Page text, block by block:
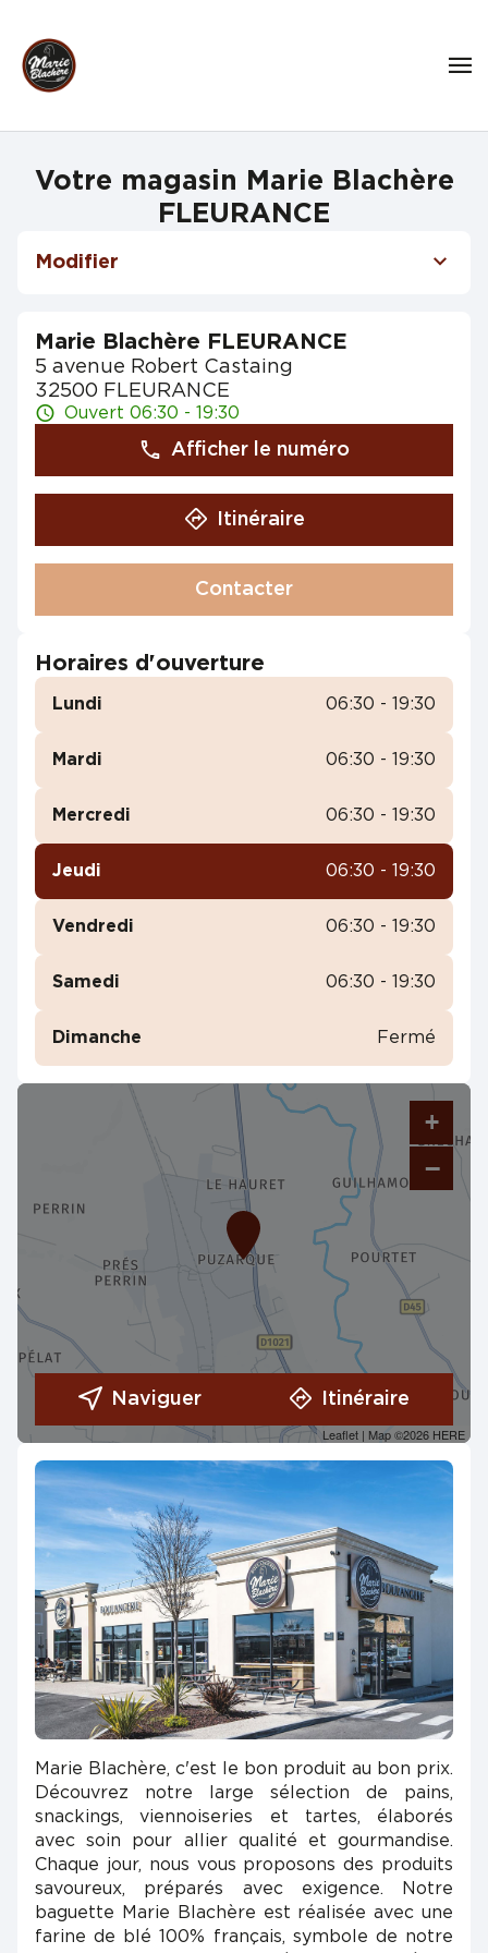
Votre magasin Marie Blachère
FLEURANCE
Modifier
Marie Blachère FLEURANCE
5 avenue Robert Castaing
32500 FLEURANCE
Ouvert 06:30 - 19:30
Afficher le numéro
Itinéraire
Contacter
Horaires d'ouverture
Lundi 06:30 - 19:30
Mardi 06:30 - 19:30
Mercredi 06:30 - 19:30
Jeudi 06:30 - 19:30
Vendredi 06:30 - 19:30
Samedi 06:30 - 19:30
Dimanche Fermé
+
−
Leaflet | Map ©2026 HERE
Naviguer Itinéraire
Marie Blachère, c'est le bon produit au bon prix.
Découvrez notre large sélection de pains,
snackings, viennoiseries et tartes, élaborés
avec soin pour allier qualité et gourmandise.
Chaque jour, nous vous proposons des produits
savoureux, préparés avec exigence. Notre
baguette Marie Blachère est réalisée avec une
farine de blé 100% français, symbole de notre